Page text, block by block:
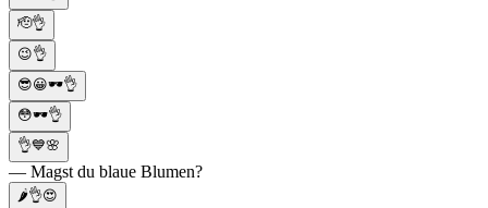
🫡👌
😉👌
😎😀🕶👌
😳🕶️👌
👌💙🌸
— Magst du blaue Blumen?
🌶️👌😍